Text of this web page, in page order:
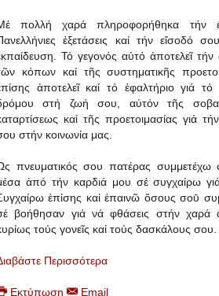
πολλή χαρά πληροφορήθηκα τήν
ἐξετάσεις καί τήν εἴσοδό
Τό γεγονός αὐτό ἀποτελεῖ τήν
κόπων καί τῆς συστηματικῆς
ἀποτελεῖ καί τό ἐφαλτήριο γιά
στή ζωή σου, αὐτόν τῆς
καί τῆς προετοιμασίας γιά
στήν κοινωνία μας.
πνευματικός σου πατέρας συμμετέχω
ἀπό τήν καρδιά μου σέ συγχαίρω γιά
ἐπίσης καί ἐπαινῶ ὅσους σοῡ
βοήθησαν γιά νά φθάσεις στήν χαρά
τούς γονεῖς καί τούς δασκάλους σου.
Περισσότερα
Εκτύπωση Email